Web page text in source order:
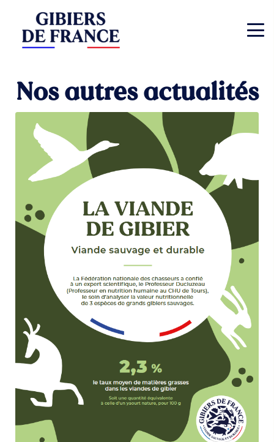
Nos autres actualités